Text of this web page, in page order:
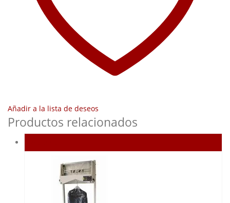
Añadir a la lista de deseos
Productos relacionados